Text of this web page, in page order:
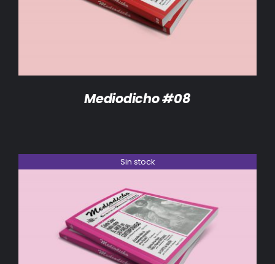
Mediodicho #08
Sin stock
DETALLES